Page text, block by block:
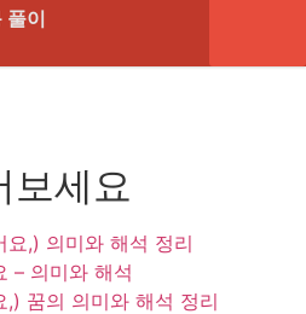
풀이
보세요
요,) 의미와 해석 정리
– 의미와 해석
꿈의 의미와 해석 정리